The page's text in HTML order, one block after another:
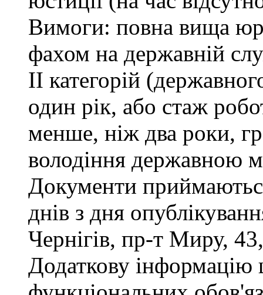
Вимоги: повна вища
фахом на державній
ІІ категорій
один рік, або стаж
менше, ніж два роки,
володіння державною
Документи
днів з дня
Чернігів, пр-т Миру,
Додаткову